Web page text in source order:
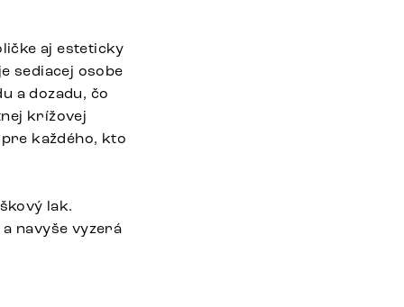
aj esteticky
sediacej osobe
a dozadu, čo
krížovej
každého, kto
lak.
navyše vyzerá